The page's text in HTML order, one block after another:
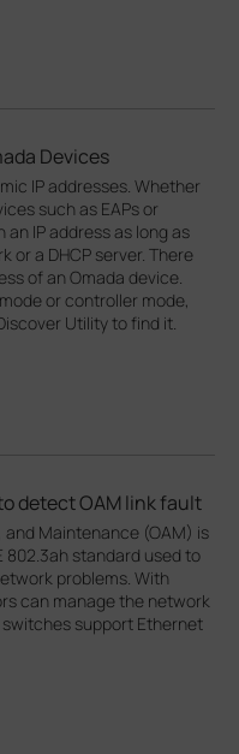
Devices
IP addresses. Whether
such as EAPs or
IP address as long as
a DHCP server. There
of an Omada device.
or controller mode,
Utility to find it.
detect OAM link fault
Maintenance (OAM) is
802.3ah standard used to
problems. With
can manage the network
support Ethernet